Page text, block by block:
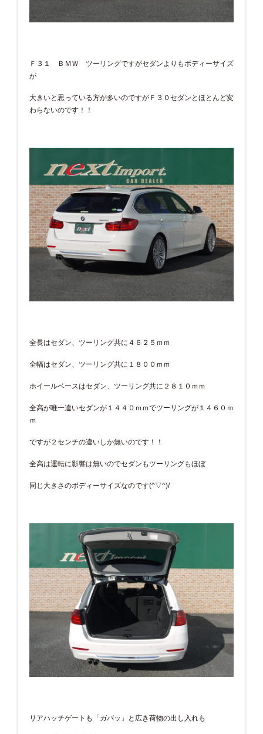
Ｆ３１ ＢＭＷ ツーリングですがセダンよりもボディーサイズ
が
大きいと思っている方が多いのですがＦ３０セダンとほとんど変
わらないのです！！
全長はセダン、ツーリング共に４６２５ｍｍ
全幅はセダン、ツーリング共に１８００ｍｍ
ホイールベースはセダン、ツーリング共に２８１０ｍｍ
全高が唯一違いセダンが１４４０ｍｍでツーリングが１４６０ｍ
ｍ
ですが２センチの違いしか無いのです！！
全高は運転に影響は無いのでセダンもツーリングもほぼ
同じ大きさのボディーサイズなのです(^▽^)/
リアハッチゲートも「ガバッ」と広き荷物の出し入れも